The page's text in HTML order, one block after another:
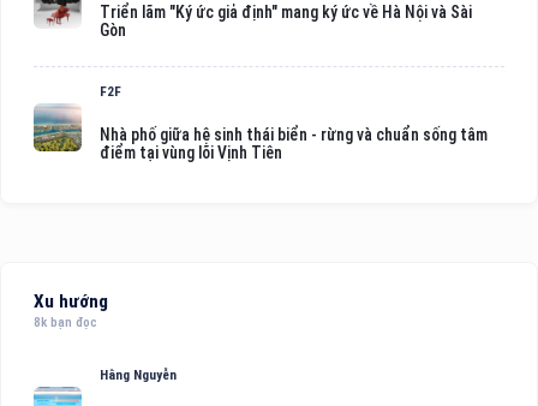
Triển lãm "Ký ức giả định" mang ký ức về Hà Nội và Sài
Gòn
F2F
Nhà phố giữa hệ sinh thái biển - rừng và chuẩn sống tâm
điểm tại vùng lõi Vịnh Tiên
Xu hướng
8k bạn đọc
Hằng Nguyễn